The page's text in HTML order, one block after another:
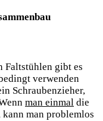
Faltstühlen gibt es
verwenden
Schraubenzieher,
man einmal die‌
man ​problemlos